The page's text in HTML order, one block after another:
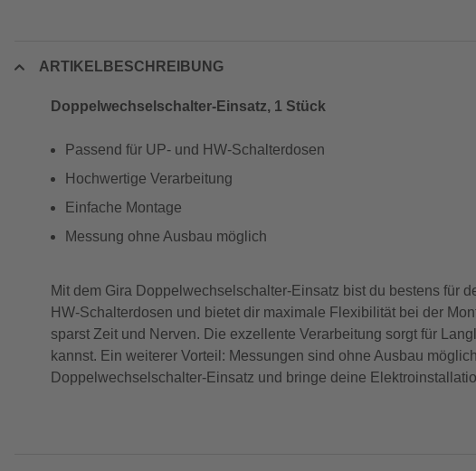
ARTIKELBESCHREIBUNG
Doppelwechselschalter-Einsatz, 1 Stück
Passend für UP- und HW-Schalterdosen
Hochwertige Verarbeitung
Einfache Montage
Messung ohne Ausbau möglich
Mit dem Gira Doppelwechselschalter-Einsatz bist du bestens für
HW-Schalterdosen und bietet dir maximale Flexibilität bei der
sparst Zeit und Nerven. Die exzellente Verarbeitung sorgt für
kannst. Ein weiterer Vorteil: Messungen sind ohne Ausbau
Doppelwechselschalter-Einsatz und bringe deine